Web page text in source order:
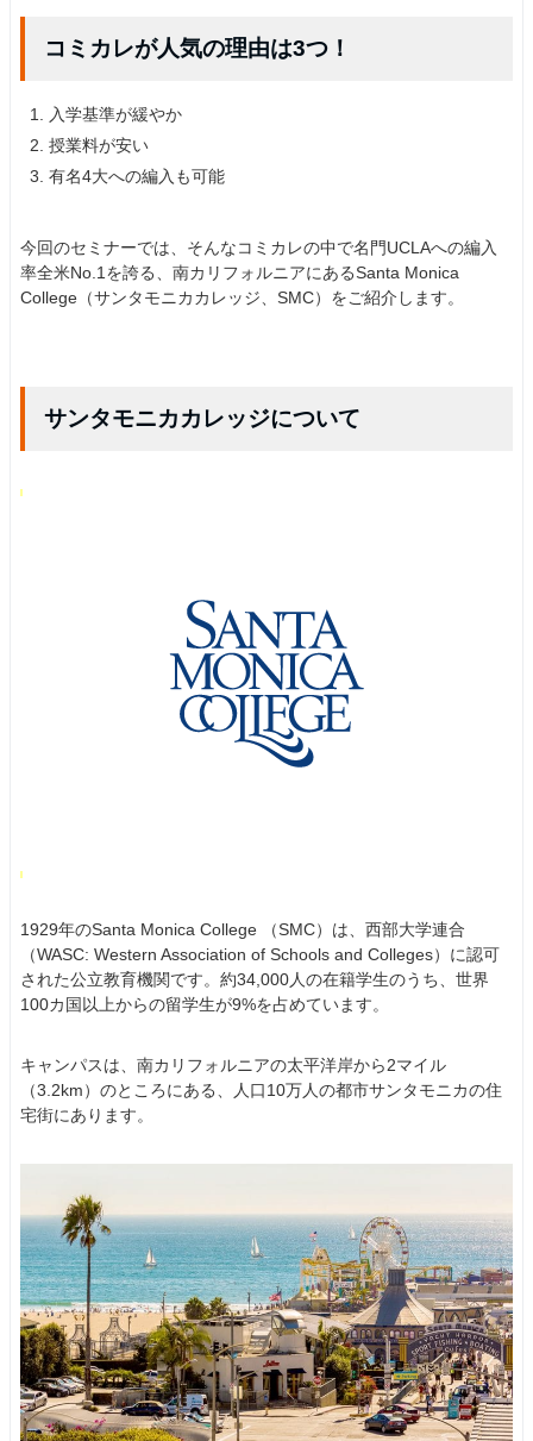
コミカレが人気の理由は3つ！
入学基準が緩やか
授業料が安い
有名4大への編入も可能
今回のセミナーでは、そんなコミカレの中で名門UCLAへの編入
率全米No.1を誇る、南カリフォルニアにあるSanta Monica
College（サンタモニカカレッジ、SMC）をご紹介します。
サンタモニカカレッジについて
1929年のSanta Monica College （SMC）は、西部大学連合
（WASC: Western Association of Schools and Colleges）に認可
された公立教育機関です。約34,000人の在籍学生のうち、世界
100カ国以上からの留学生が9%を占めています。
キャンパスは、南カリフォルニアの太平洋岸から2マイル
（3.2km）のところにある、人口10万人の都市サンタモニカの住
宅街にあります。